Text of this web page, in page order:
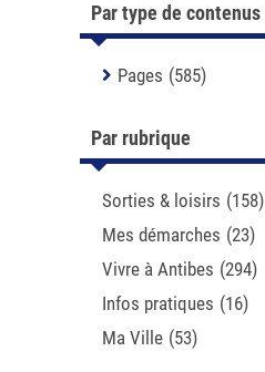
Par type de contenus
Pages (585)
Par rubrique
Sorties & loisirs (158)
Mes démarches (23)
Vivre à Antibes (294)
Infos pratiques (16)
Ma Ville (53)